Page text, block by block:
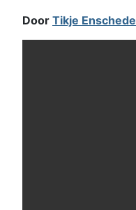
Door Tikje Enschede